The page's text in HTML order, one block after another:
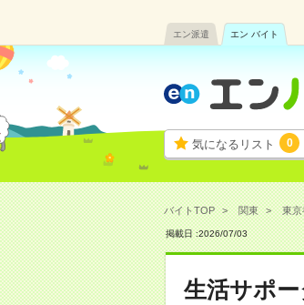
エン派遣 エン バイト
気になるリスト 0
バイトTOP 関東 東京
掲載日 :2026/07/03
生活サポ